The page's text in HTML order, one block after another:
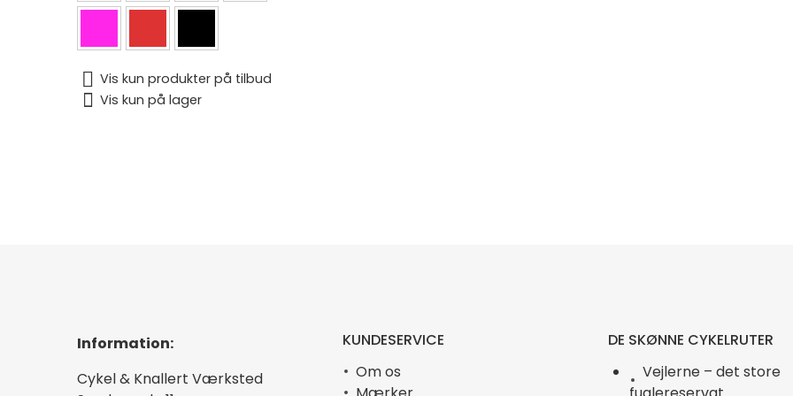
Vis kun produkter på tilbud
Vis kun på lager
Information:
Cykel & Knallert Værksted
KUNDESERVICE
Om os
DE SKØNNE CYKELRUTER
Vejlerne – det store